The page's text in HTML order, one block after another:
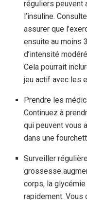
réguliers peuvent
l’insuline.
assurer que
ensuite au moins
d’intensité
Cela pourrait
jeu actif avec les
Prendre les
Continuez à
qui peuvent vous
dans une
Surveiller
grossesse
corps, la
rapidement.